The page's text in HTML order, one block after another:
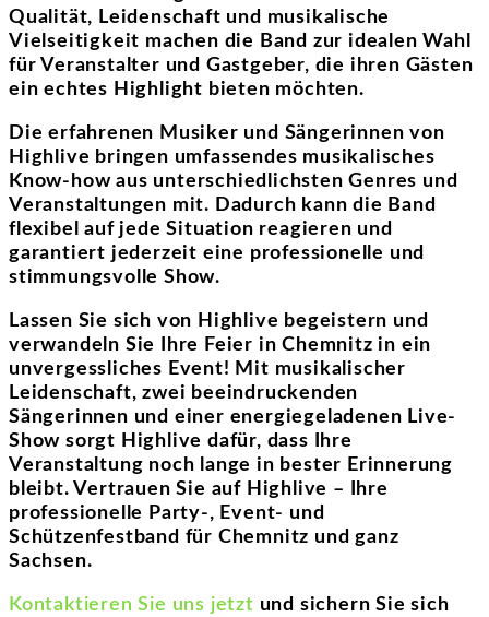
Qualität, Leidenschaft und musikalische
Vielseitigkeit machen die Band zur idealen Wahl
für Veranstalter und Gastgeber, die ihren Gästen
ein echtes Highlight bieten möchten.
Die erfahrenen Musiker und Sängerinnen von
Highlive bringen umfassendes musikalisches
Know-how aus unterschiedlichsten Genres und
Veranstaltungen mit. Dadurch kann die Band
flexibel auf jede Situation reagieren und
garantiert jederzeit eine professionelle und
stimmungsvolle Show.
Lassen Sie sich von Highlive begeistern und
verwandeln Sie Ihre Feier in Chemnitz in ein
unvergessliches Event! Mit musikalischer
Leidenschaft, zwei beeindruckenden
Sängerinnen und einer energiegeladenen Live-
Show sorgt Highlive dafür, dass Ihre
Veranstaltung noch lange in bester Erinnerung
bleibt. Vertrauen Sie auf Highlive – Ihre
professionelle Party-, Event- und
Schützenfestband für Chemnitz und ganz
Sachsen.
Kontaktieren Sie uns jetzt und sichern Sie sich